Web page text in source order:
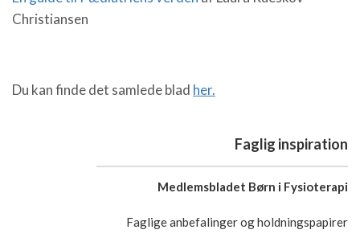
Christiansen
Du kan finde det samlede blad her.
Faglig inspiration
Medlemsbladet Børn i Fysioterapi
Faglige anbefalinger og holdningspapirer